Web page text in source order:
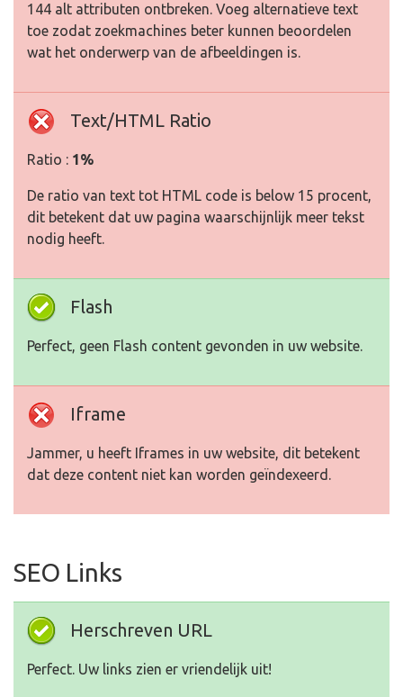
144 alt attributen ontbreken. Voeg alternatieve text
toe zodat zoekmachines beter kunnen beoordelen
wat het onderwerp van de afbeeldingen is.
Text/HTML Ratio
Ratio : 1%
De ratio van text tot HTML code is below 15 procent,
dit betekent dat uw pagina waarschijnlijk meer tekst
nodig heeft.
Flash
Perfect, geen Flash content gevonden in uw website.
Iframe
Jammer, u heeft Iframes in uw website, dit betekent
dat deze content niet kan worden geïndexeerd.
SEO Links
Herschreven URL
Perfect. Uw links zien er vriendelijk uit!